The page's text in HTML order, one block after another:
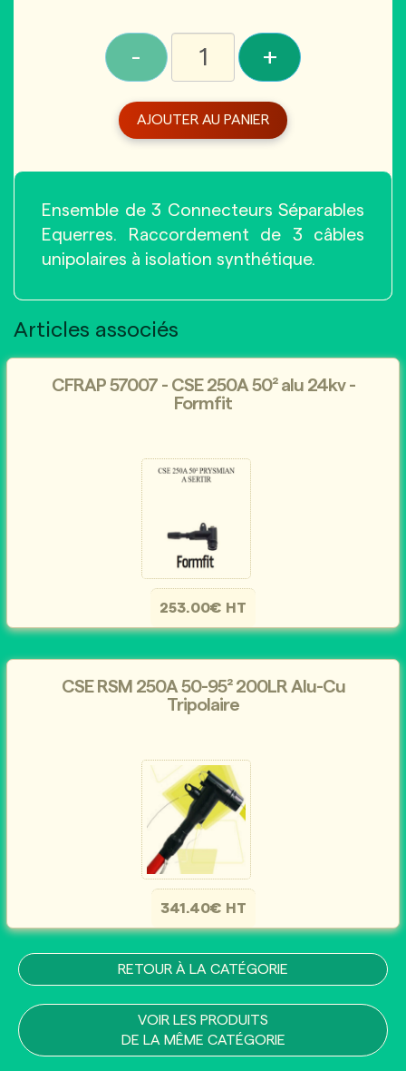
- +
AJOUTER AU PANIER
Ensemble de 3 Connecteurs Séparables
Equerres. Raccordement de 3 câbles
unipolaires à isolation synthétique.
Articles associés
CFRAP 57007 - CSE 250A 50² alu 24kv -
Formfit
253.00€ HT
CSE RSM 250A 50-95² 200LR Alu-Cu
Tripolaire
341.40€ HT
RETOUR À LA CATÉGORIE
VOIR LES PRODUITS
DE LA MÊME CATÉGORIE